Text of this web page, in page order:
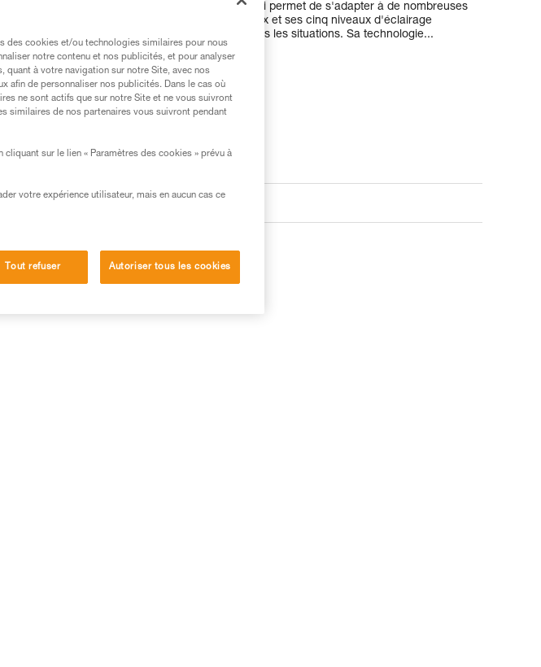
aussi étanche à l'eau et à la poussière, ce qui lui permet de s'adapter à de nombreuses
conditions de travail. Ses trois types de faisceaux et ses cinq niveaux d'éclairage
garantissent un confort visuel optimal dans toutes les situations. Sa technologie...
Lire la suite
Trouvez un revendeur
Autres produits
des cookies et/ou technologies similaires pour nous
notre contenu et nos publicités, et pour analyser
quant à votre navigation sur notre Site, avec nos
afin de personnaliser nos publicités. Dans le cas où
ne sont actifs que sur notre Site et ne vous suivront
similaires de nos partenaires vous suivront pendant
sur le lien « Paramètres des cookies » prévu à
votre expérience utilisateur, mais en aucun cas ce
Tout refuser Autoriser tous les cookies